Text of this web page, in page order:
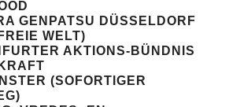
GENPATSU DÜSSELDORF
WELT)
AKTIONS-BÜNDNIS
(SOFORTIGER